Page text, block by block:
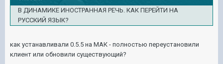
В ДИНАМИКЕ ИНОСТРАННАЯ РЕЧЬ. КАК ПЕРЕЙТИ НА
РУССКИЙ ЯЗЫК?
как устанавливали 0.5.5 на МАК - полностью переустановили
клиент или обновили существующий?